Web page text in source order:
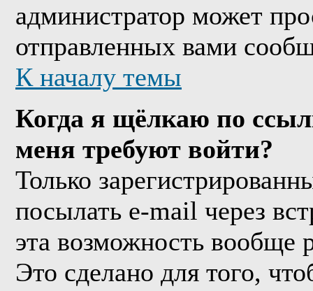
администратор может
отправленных вами
К началу темы
Когда я щёлкаю по
меня требуют войти?
Только
посылать e-mail через
эта возможность вообще
Это сделано для того,